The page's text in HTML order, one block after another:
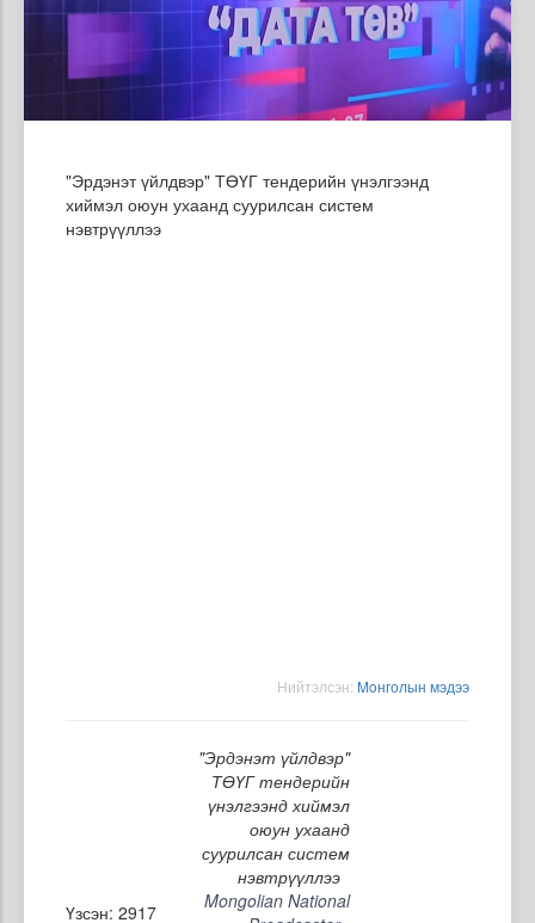
"Эрдэнэт үйлдвэр" ТӨҮГ тендерийн үнэлгээнд
хиймэл оюун ухаанд суурилсан систем
нэвтрүүллээ
Нийтэлсэн: Moнголын мэдээ
"Эрдэнэт үйлдвэр"
ТӨҮГ тендерийн
үнэлгээнд хиймэл
оюун ухаанд
суурилсан систем
нэвтрүүллээ
Үзсэн: 2917
Mongolian National